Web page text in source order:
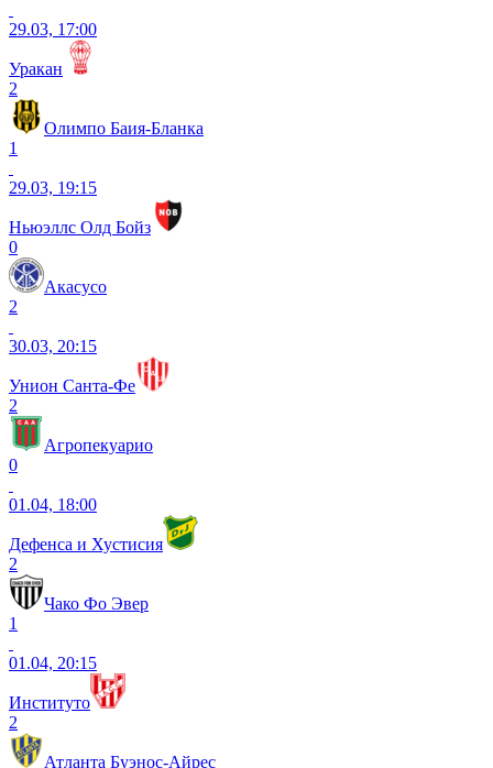
29.03, 17:00
Уракан
2
Олимпо Баия-Бланка
1
29.03, 19:15
Ньюэллс Олд Бойз
0
Акасусо
2
30.03, 20:15
Унион Санта-Фе
2
Агропекуарио
0
01.04, 18:00
Дефенса и Хустисия
2
Чако Фо Эвер
1
01.04, 20:15
Институто
2
Атланта Буэнос-Айрес